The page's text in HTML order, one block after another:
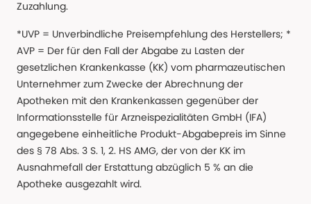
Zuzahlung.
*UVP = Unverbindliche Preisempfehlung des Herstellers; *
AVP = Der für den Fall der Abgabe zu Lasten der
gesetzlichen Krankenkasse (KK) vom pharmazeutischen
Unternehmer zum Zwecke der Abrechnung der
Apotheken mit den Krankenkassen gegenüber der
Informationsstelle für Arzneispezialitäten GmbH (IFA)
angegebene einheitliche Produkt-Abgabepreis im Sinne
des § 78 Abs. 3 S. 1, 2. HS AMG, der von der KK im
Ausnahmefall der Erstattung abzüglich 5 % an die
Apotheke ausgezahlt wird.